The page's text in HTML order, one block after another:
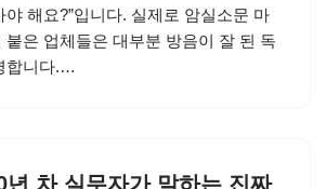
야 해요?”입니다. 실제로 암실소문 마
붙은 업체들은 대부분 방음이 잘 된 독
합니다.…
년 차 실무자가 말하는 진짜